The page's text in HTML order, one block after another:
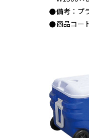
備考：プ
商品コー